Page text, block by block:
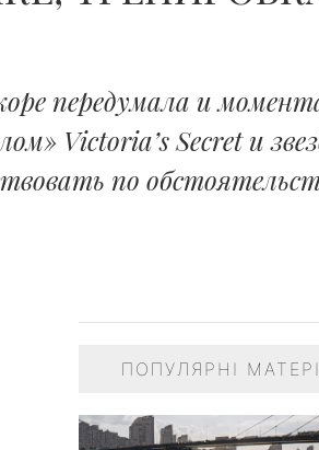
передумала и
Victoria’s Secret и
по
ПОПУЛЯРНІ